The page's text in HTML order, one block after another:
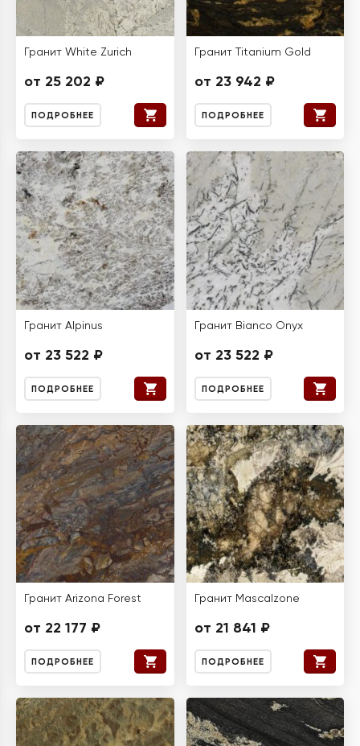
Гранит White Zurich
от 25 202 ₽
ПОДРОБНЕЕ
Гранит Titanium Gold
от 23 942 ₽
ПОДРОБНЕЕ
Гранит Alpinus
от 23 522 ₽
ПОДРОБНЕЕ
Гранит Bianco Onyx
от 23 522 ₽
ПОДРОБНЕЕ
Гранит Arizona Forest
от 22 177 ₽
ПОДРОБНЕЕ
Гранит Mascalzone
от 21 841 ₽
ПОДРОБНЕЕ